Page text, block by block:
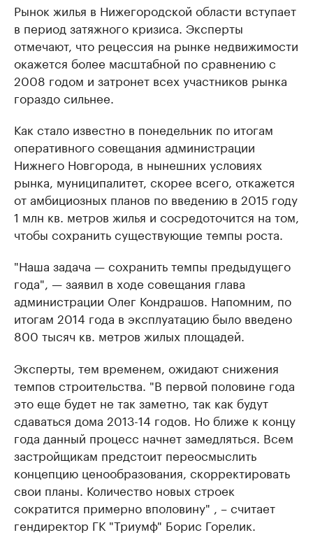
Рынок жилья в Нижегородской области вступает
в период затяжного кризиса. Эксперты
отмечают, что рецессия на рынке недвижимости
окажется более масштабной по сравнению с
2008 годом и затронет всех участников рынка
гораздо сильнее.
Как стало известно в понедельник по итогам
оперативного совещания администрации
Нижнего Новгорода, в нынешних условиях
рынка, муниципалитет, скорее всего, откажется
от амбициозных планов по введению в 2015 году
1 млн кв. метров жилья и сосредоточится на том,
чтобы сохранить существующие темпы роста.
"Наша задача — сохранить темпы предыдущего
года", — заявил в ходе совещания глава
администрации Олег Кондрашов. Напомним, по
итогам 2014 года в эксплуатацию было введено
800 тысяч кв. метров жилых площадей.
Эксперты, тем временем, ожидают снижения
темпов строительства. "В первой половине года
это еще будет не так заметно, так как будут
сдаваться дома 2013-14 годов. Но ближе к концу
года данный процесс начнет замедляться. Всем
застройщикам предстоит переосмыслить
концепцию ценообразования, скорректировать
свои планы. Количество новых строек
сократится примерно вполовину" , – считает
гендиректор ГК "Триумф" Борис Горелик.